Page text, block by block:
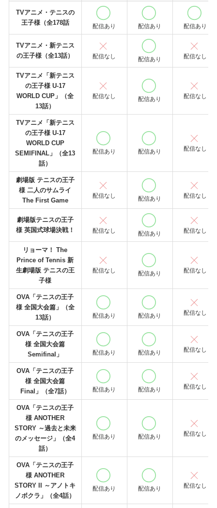
TVアニメ・テニスの
王子様（全178話
配信あり 配信あり 配信あり
TVアニメ・新テニス
の王子様（全13話）
配信なし 配信あり 配信なし
TVアニメ「新テニス
の王子様 U-17
WORLD CUP」（全
13話）
配信なし 配信あり 配信なし
TVアニメ「新テニス
の王子様 U-17
WORLD CUP
SEMIFINAL」（全13
話）
配信あり 配信あり 配信なし
劇場版 テニスの王子
様 二人のサムライ
The First Game
配信なし 配信あり 配信なし
劇場版テニスの王子
様 英国式球場決戦！
配信なし 配信あり 配信なし
リョーマ！ The
Prince of Tennis 新
生劇場版 テニスの王
子様
配信なし 配信あり 配信なし
OVA「テニスの王子
様 全国大会篇」（全
13話）
配信あり 配信あり 配信なし
OVA「テニスの王子
様 全国大会篇
Semifinal」
配信あり 配信あり 配信なし
OVA「テニスの王子
様 全国大会篇
Final」（全7話）
配信あり 配信あり 配信なし
OVA「テニスの王子
様 ANOTHER
STORY ～過去と未来
のメッセージ」（全4
話）
配信あり 配信あり 配信なし
OVA「テニスの王子
様 ANOTHER
STORY II ～アノトキ
ノボクラ」（全4話）
配信あり 配信あり 配信なし